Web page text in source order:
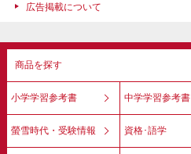
広告掲載について
商品を探す
小学学習参考書 中学学習参考書
螢雪時代・受験情報 資格･語学